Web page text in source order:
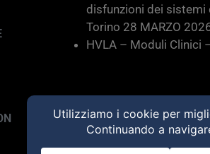
disfunzioni dei
Torino 28 MARZO
HVLA – Moduli Clinici